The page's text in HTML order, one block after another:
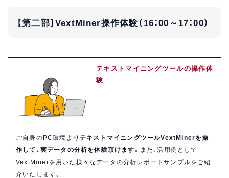
【第二部】VextMiner操作体験（16：00～17：00）
テキストマイニングツールの操作体
験
ご自身のPC環境より テキストマイニングツールVextMinerを操
作して、実データの分析を体験頂けます。また、活用例として
VextMinerを用いた様々なデータの分析レポートサンプルをご紹
介いたします。